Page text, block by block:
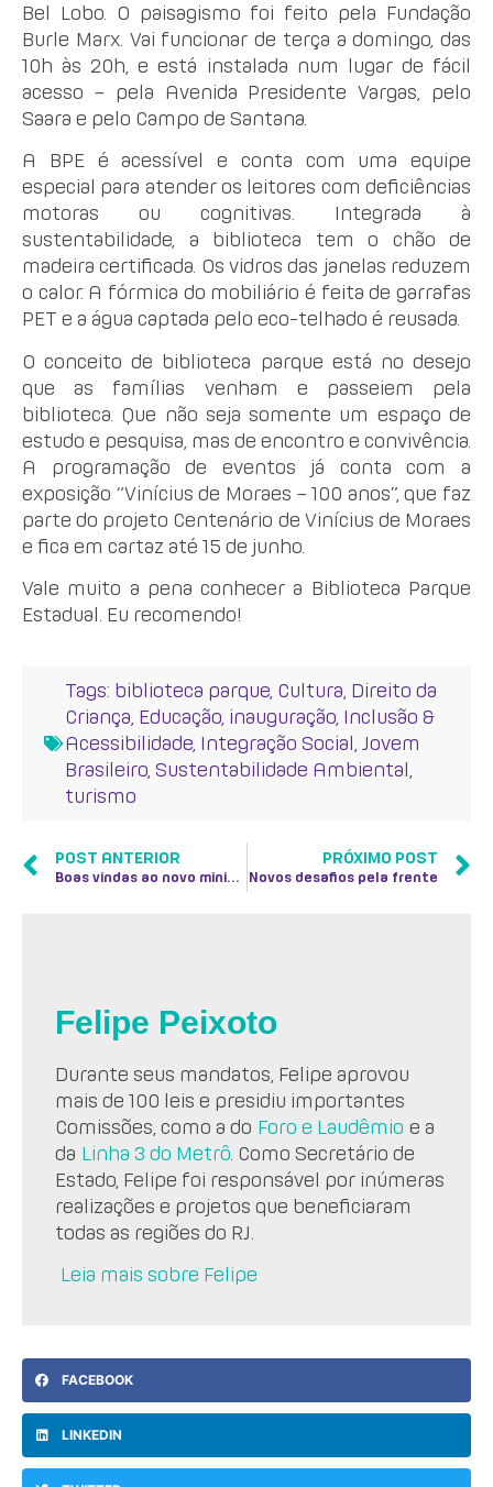
Bel Lobo. O paisagismo foi feito pela Fundação
Burle Marx. Vai funcionar de terça a domingo, das
10h às 20h, e está instalada num lugar de fácil
acesso – pela Avenida Presidente Vargas, pelo
Saara e pelo Campo de Santana.
A BPE é acessível e conta com uma equipe
especial para atender os leitores com deficiências
motoras ou cognitivas. Integrada à
sustentabilidade, a biblioteca tem o chão de
madeira certificada. Os vidros das janelas reduzem
o calor. A fórmica do mobiliário é feita de garrafas
PET e a água captada pelo eco-telhado é reusada.
O conceito de biblioteca parque está no desejo
que as famílias venham e passeiem pela
biblioteca. Que não seja somente um espaço de
estudo e pesquisa, mas de encontro e convivência.
A programação de eventos já conta com a
exposição “Vinícius de Moraes – 100 anos”, que faz
parte do projeto Centenário de Vinícius de Moraes
e fica em cartaz até 15 de junho.
Vale muito a pena conhecer a Biblioteca Parque
Estadual. Eu recomendo!
Tags: biblioteca parque Cultura Direito da
Criança Educação inauguração Inclusão &
Acessibilidade Integração Social
Jovem
Brasileiro Sustentabilidade Ambiental
turismo
POST ANTERIOR PRÓXIMO POST
Novos desafios pela frente
Felipe Peixoto
Durante seus mandatos, Felipe aprovou
mais de 100 leis e presidiu importantes
Comissões, como a do Foro e Laudêmio e a
da Linha 3 do Metrô . Como Secretário de
Estado, Felipe foi responsável por inúmeras
realizações e projetos que beneficiaram
todas as regiões do RJ.
Leia mais sobre Felipe
FACEBOOK
LINKEDIN